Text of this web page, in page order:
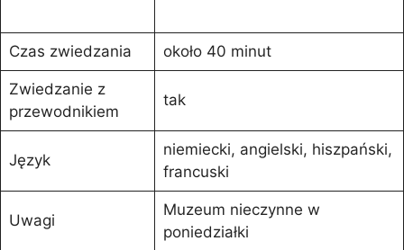
Czas zwiedzania około 40 minut
Zwiedzanie z
przewodnikiem
tak
Język
niemiecki, angielski, hiszpański,
francuski
Uwagi
Muzeum nieczynne w
poniedziałki